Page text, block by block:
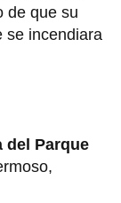
de que su
se incendiara
del Parque